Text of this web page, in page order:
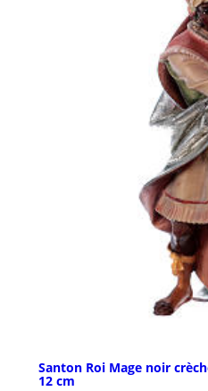
Santon Roi Mage noir
12 cm